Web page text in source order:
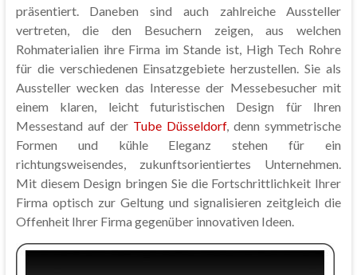
präsentiert. Daneben sind auch zahlreiche Aussteller
vertreten, die den Besuchern zeigen, aus welchen
Rohmaterialien ihre Firma im Stande ist, High Tech Rohre
für die verschiedenen Einsatzgebiete herzustellen. Sie als
Aussteller wecken das Interesse der Messebesucher mit
einem klaren, leicht futuristischen Design für Ihren
Messestand auf der Tube Düsseldorf, denn symmetrische
Formen und kühle Eleganz stehen für ein
richtungsweisendes, zukunftsorientiertes Unternehmen.
Mit diesem Design bringen Sie die Fortschrittlichkeit Ihrer
Firma optisch zur Geltung und signalisieren zeitgleich die
Offenheit Ihrer Firma gegenüber innovativen Ideen.